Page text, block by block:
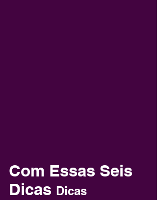
Com Essas Seis
Dicas Dicas